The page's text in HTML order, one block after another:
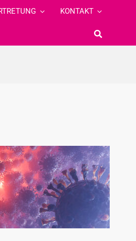
KONTAKT